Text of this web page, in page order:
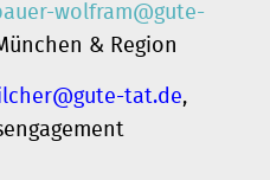
wolfram@gute-
& Region
tat.de,